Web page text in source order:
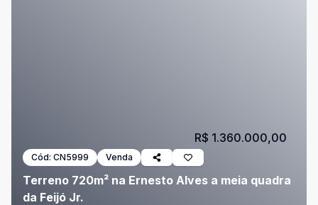
Cód: CN5999 Venda
Terreno 720m² na Ernesto Alves a meia quadra
da Feijó Jr.
R$ 1.360.000,00